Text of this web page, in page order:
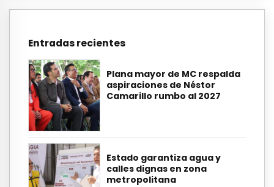
Entradas recientes
Plana mayor de MC respalda
aspiraciones de Néstor
Camarillo rumbo al 2027
Estado garantiza agua y
calles dignas en zona
metropolitana